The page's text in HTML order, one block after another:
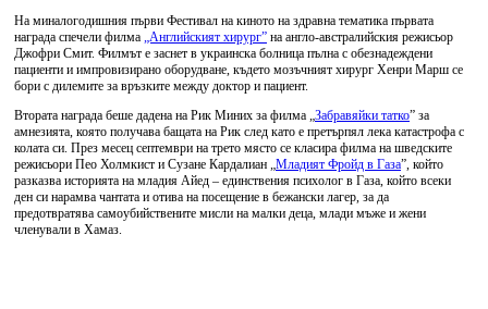
На миналогодишния първи Фестивал на киното на здравна тематика първата
награда спечели филма „Английският хирург” на англо-австралийския режисьор
Джофри Смит. Филмът е заснет в украинска болница пълна с обезнадеждени
пациенти и импровизирано оборудване, където мозъчният хирург Хенри Марш се
бори с дилемите за връзките между доктор и пациент.
Втората награда беше дадена на Рик Миних за филма „Забравяйки татко” за
амнезията, която получава бащата на Рик след като е претърпял лека катастрофа с
колата си. През месец септември на трето място се класира филма на шведските
режисьори Пео Холмкист и Сузане Кардалиан „Младият Фройд в Газа”, който
разказва историята на младия Айед – единствения психолог в Газа, който всеки
ден си нарамва чантата и отива на посещение в бежански лагер, за да
предотвратява самоубийствените мисли на малки деца, млади мъже и жени
членували в Хамаз.